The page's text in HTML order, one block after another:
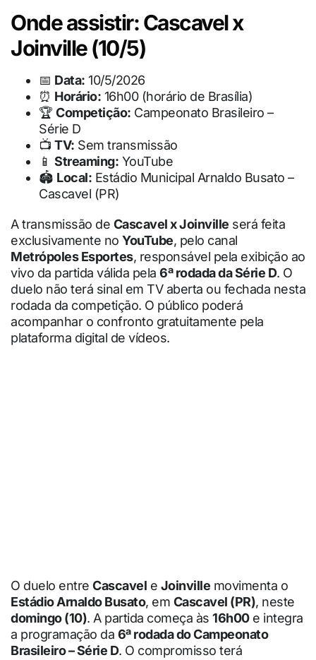
Onde assistir: Cascavel x
Joinville (10/5)
📅 Data: 10/5/2026
⏰ Horário: 16h00 (horário de Brasília)
🏆 Competição: Campeonato Brasileiro –
Série D
📺 TV: Sem transmissão
📱 Streaming: YouTube
🏟 Local: Estádio Municipal Arnaldo Busato –
Cascavel (PR)
A transmissão de Cascavel x Joinville será feita
exclusivamente no YouTube, pelo canal
Metrópoles Esportes, responsável pela exibição ao
vivo da partida válida pela 6ª rodada da Série D. O
duelo não terá sinal em TV aberta ou fechada nesta
rodada da competição. O público poderá
acompanhar o confronto gratuitamente pela
plataforma digital de vídeos.
O duelo entre Cascavel e Joinville movimenta o
Estádio Arnaldo Busato, em Cascavel (PR), neste
domingo (10). A partida começa às 16h00e integra
a programação da 6ª rodada do Campeonato
Brasileiro – Série D. O compromisso terá